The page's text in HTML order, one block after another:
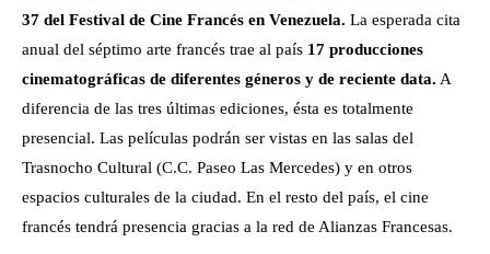
37 del Festival de Cine Francés en Venezuela. La esperada cita
anual del séptimo arte francés trae al país 17 producciones
cinematográficas de diferentes géneros y de reciente data. A
diferencia de las tres últimas ediciones, ésta es totalmente
presencial. Las películas podrán ser vistas en las salas del
Trasnocho Cultural (C.C. Paseo Las Mercedes) y en otros
espacios culturales de la ciudad. En el resto del país, el cine
francés tendrá presencia gracias a la red de Alianzas Francesas.